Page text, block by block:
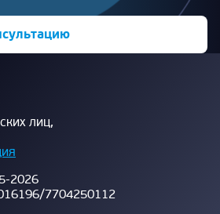
лиц,
2026
7704250112